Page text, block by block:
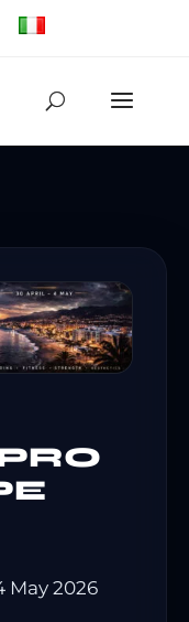
May 2026